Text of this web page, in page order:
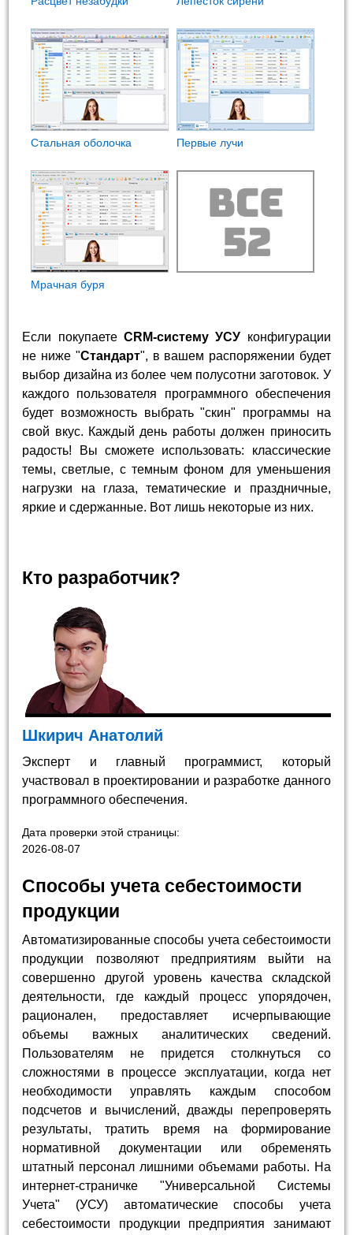
Стальная оболочка Первые лучи
Мрачная буря
Если покупаете CRM-систему УСУ конфигурации
не ниже "Стандарт", в вашем распоряжении будет
выбор дизайна из более чем полусотни заготовок. У
каждого пользователя программного обеспечения
будет возможность выбрать "скин" программы на
свой вкус. Каждый день работы должен приносить
радость! Вы сможете использовать: классические
темы, светлые, с темным фоном для уменьшения
нагрузки на глаза, тематические и праздничные,
яркие и сдержанные. Вот лишь некоторые из них.
Кто разработчик?
Шкирич Анатолий
Эксперт и главный программист, который
участвовал в проектировании и разработке данного
программного обеспечения.
Дата проверки этой страницы:
2026-08-07
Способы учета себестоимости
продукции
Автоматизированные способы учета себестоимости
продукции позволяют предприятиям выйти на
совершенно другой уровень качества складской
деятельности, где каждый процесс упорядочен,
рационален, предоставляет исчерпывающие
объемы важных аналитических сведений.
Пользователям не придется столкнуться со
сложностями в процессе эксплуатации, когда нет
необходимости управлять каждым способом
подсчетов и вычислений, дважды перепроверять
результаты, тратить время на формирование
нормативной документации или обременять
штатный персонал лишними объемами работы. На
интернет-страничке "Универсальной Системы
Учета" (УСУ) автоматические способы учета
себестоимости продукции предприятия занимают